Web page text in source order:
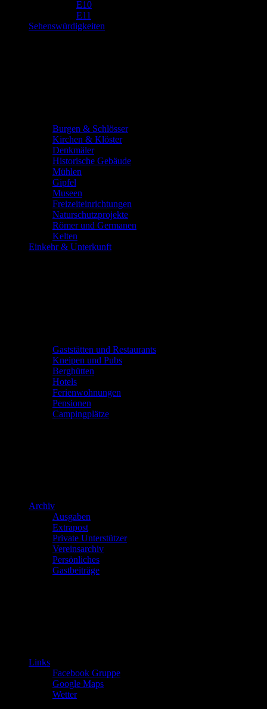
E10
E11
Sehenswürdigkeiten
Burgen & Schlösser
Kirchen & Klöster
Denkmäler
Historische Gebäude
Mühlen
Gipfel
Museen
Freizeiteinrichtungen
Naturschutzprojekte
Römer und Germanen
Kelten
Einkehr & Unterkunft
Gaststätten und Restaurants
Kneipen und Pubs
Berghütten
Hotels
Ferienwohnungen
Pensionen
Campingplätze
Archiv
Ausgaben
Extrapost
Private Unterstützer
Vereinsarchiv
Persönliches
Gastbeiträge
Links
Facebook Gruppe
Google Maps
Wetter